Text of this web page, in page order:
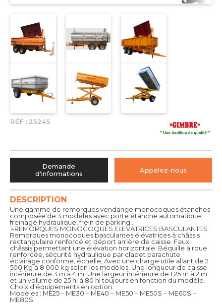
RÉF : 25245
DESCRIPTION
Une gamme de remorques vendange monocoques étanches
composée de 3 modèles avec porte étanche automatique,
freinage hydraulique, frein de parking… :
1-REMORQUES MONOCOQUES ELEVATRICES BASCULANTES :
Remorques monocoques basculantes élévatrices à châssis
rectangulaire renforcé et déport arrière de caisse. Faux
châssis permettant une élévation horizontale. Béquille à roue
renforcée, sécurité hydraulique par clapet parachute,
éclairage conforme, échelle, Avec une charge utile allant de 2
500 Kg à 8 000 kg selon les modèles. Une longueur de caisse
intérieure de 3 m à 4 m. Une largeur intérieure de 1,25 m à 2 m
et un volume de 25 hl à 80 hl toujours en fonction du modèle.
Choix d’équipements en option.
Modèles : ME25 – ME30 – ME40 – ME50 – ME50S – ME60S –
ME80S
Demande
d'informations
Appelez-nous